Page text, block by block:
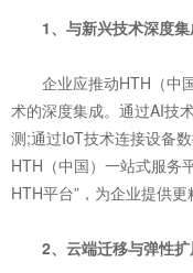
1、与新兴技术深度集
企业应推动HTH（中国
术的深度集成。通过AI技
测;通过IoT技术连接设备
HTH（中国）一站式服务
HTH平台”，为企业提供更
2、云端迁移与弹性扩